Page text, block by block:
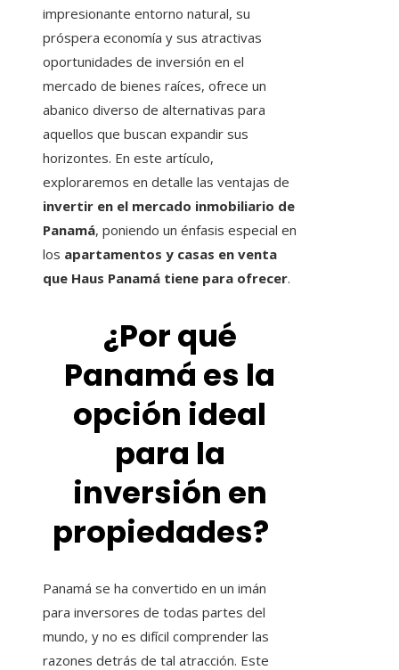
impresionante entorno natural, su
próspera economía y sus atractivas
oportunidades de inversión en el
mercado de bienes raíces, ofrece un
abanico diverso de alternativas para
aquellos que buscan expandir sus
horizontes. En este artículo,
exploraremos en detalle las ventajas de
invertir en el mercado inmobiliario de
Panamá, poniendo un énfasis especial en
los apartamentos y casas en venta
que Haus Panamá tiene para ofrecer.
¿Por qué
Panamá es la
opción ideal
para la
inversión en
propiedades?
Panamá se ha convertido en un imán
para inversores de todas partes del
mundo, y no es difícil comprender las
razones detrás de tal atracción. Este